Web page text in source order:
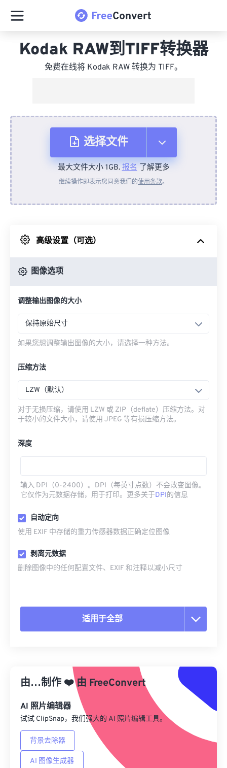
Kodak RAW到TIFF转换器
免费在线将 Kodak RAW 转换为 TIFF。
选择文件
从设备
来自 Google Drive
最大文件大小 1GB.报名了解更多
继续操作即表示您同意我们的使用条款。
高级设置（可选）
图像选项
调整输出图像的大小
保持原始尺寸
如果您想调整输出图像的大小，请选择一种方法。
压缩方法
LZW（默认）
对于无损压缩，请使用 LZW 或 ZIP（deflate）压缩方法。对
于较小的文件大小，请使用 JPEG 等有损压缩方法。
深度
输入 DPI（0-2400）。DPI（每英寸点数）不会改变图像。
它仅作为元数据存储，用于打印。更多关于DPI的信息
自动定向
使用 EXIF 中存储的重力传感器数据正确定位图像
剥离元数据
删除图像中的任何配置文件、EXIF 和注释以减小尺寸
适用于全部
从预设应用
另存为预设
由…制作 ❤️由 FreeConvert
AI 照片编辑器
试试 ClipSnap，我们强大的 AI 照片编辑工具。
背景去除器
AI 图像生成器